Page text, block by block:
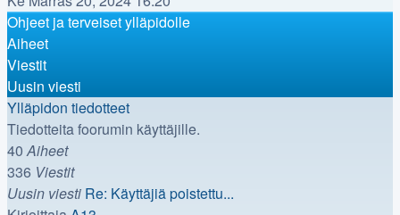
viesti
Ohjeet ja terveiset ylläpidolle
Aiheet
Viestit
Uusin viesti
Ylläpidon tiedotteet
Tiedotteita foorumin käyttäjille.
40Aiheet
336 Viestit
Uusin viesti Re: Käyttäjiä poistettu...